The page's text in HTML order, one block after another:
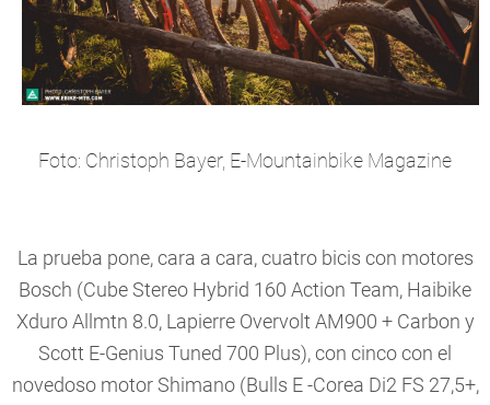
Foto: Christoph Bayer, E-Mountainbike Magazine
La prueba pone, cara a cara, cuatro bicis con motores
Bosch (Cube Stereo Hybrid 160 Action Team, Haibike
Xduro Allmtn 8.0, Lapierre Overvolt AM900 + Carbon y
Scott E-Genius Tuned 700 Plus), con cinco con el
novedoso motor Shimano (Bulls E -Corea Di2 FS 27,5+,